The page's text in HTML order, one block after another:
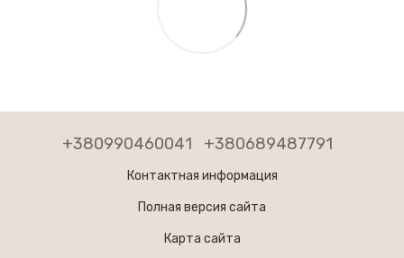
+380990460041 +380689487791
Контактная информация
Полная версия сайта
Карта сайта